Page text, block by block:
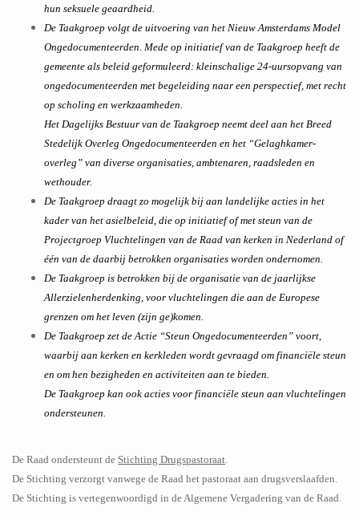
hun seksuele geaardheid.
De Taakgroep volgt de uitvoering van het Nieuw Amsterdams Model
Ongedocumenteerden. Mede op initiatief van de Taakgroep heeft de
gemeente als beleid geformuleerd: kleinschalige 24-uursopvang van
ongedocumenteerden met begeleiding naar een perspectief, met recht
op scholing en werkzaamheden.
Het Dagelijks Bestuur van de Taakgroep neemt deel aan het Breed
Stedelijk Overleg Ongedocumenteerden en het “Gelaghkamer-
overleg” van diverse organisaties, ambtenaren, raadsleden en
wethouder.
De Taakgroep draagt zo mogelijk bij aan landelijke acties in het
kader van het asielbeleid, die op initiatief of met steun van de
Projectgroep Vluchtelingen van de Raad van kerken in Nederland of
één van de daarbij betrokken organisaties worden ondernomen.
De Taakgroep is betrokken bij de organisatie van de jaarlijkse
Allerzielenherdenking, voor vluchtelingen die aan de Europese
grenzen om het leven (zijn ge)komen.
De Taakgroep zet de Actie “Steun Ongedocumenteerden” voort,
waarbij aan kerken en kerkleden wordt gevraagd om financiële steun
en om hen bezigheden en activiteiten aan te bieden.
De Taakgroep kan ook acties voor financiële steun aan vluchtelingen
ondersteunen.
De Raad ondersteunt de Stichting Drugspastoraat.
De Stichting verzorgt vanwege de Raad het pastoraat aan drugsverslaafden.
De Stichting is vertegenwoordigd in de Algemene Vergadering van de Raad.